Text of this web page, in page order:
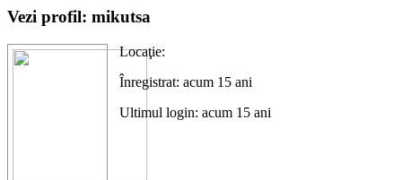
Vezi profil: mikutsa
Locaţie:
Înregistrat: acum 15 ani
Ultimul login: acum 15 ani